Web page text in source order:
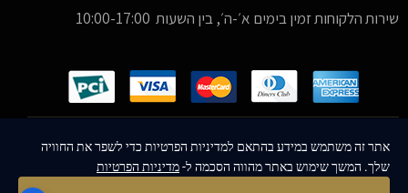
שירות הלקוחות זמין בימים א׳-ה׳, בין השעות 10:00-17:00
כל הזכויות שמורות – ICE Sneakers© 2026
אתר זה משתמש במידע בהתאם למדיניות הפרטיות כדי לשפר את החוויה
שלך. המשך שימוש באתר מהווה הסכמה ל-מדיניות הפרטיות